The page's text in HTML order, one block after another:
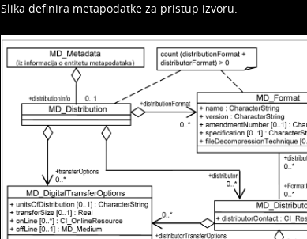
Slika definira metapodatke za pristup izvoru.